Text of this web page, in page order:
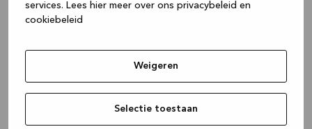
services. Lees hier meer over ons privacybeleid en
cookiebeleid
Weigeren
Selectie toestaan
(see the browser console for more
information).